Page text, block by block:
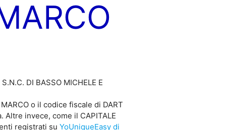
DI BASSO MICHELE E
o il codice fiscale di DART
Altre invece, come il CAPITALE
registrati su YoUniqueEasy di